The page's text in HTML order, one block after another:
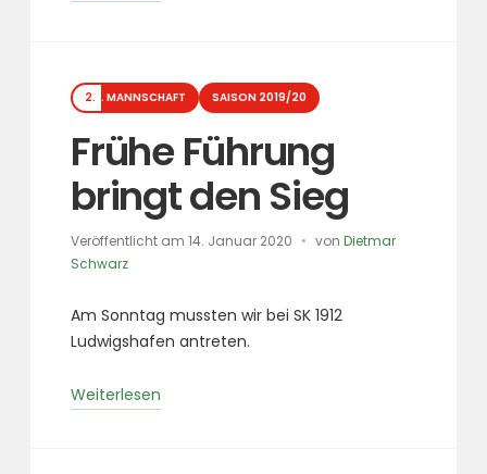
Kategorien
2. MANNSCHAFT SAISON 2019/20
Frühe Führung
bringt den Sieg
Veröffentlicht am14. Januar 2020 vonDietmar
Schwarz
Am Sonntag mussten wir bei SK 1912
Ludwigshafen antreten.
Weiterlesen